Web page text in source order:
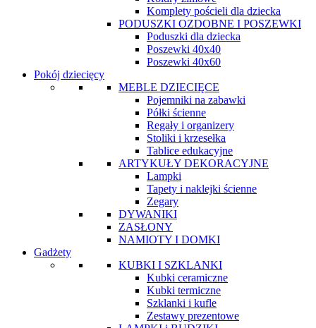
Komplety pościeli dla dziecka
PODUSZKI OZDOBNE I POSZEWKI
Poduszki dla dziecka
Poszewki 40x40
Poszewki 40x60
Pokój dziecięcy
MEBLE DZIECIĘCE
Pojemniki na zabawki
Półki ścienne
Regały i organizery
Stoliki i krzesełka
Tablice edukacyjne
ARTYKUŁY DEKORACYJNE
Lampki
Tapety i naklejki ścienne
Zegary
DYWANIKI
ZASŁONY
NAMIOTY I DOMKI
Gadżety
KUBKI I SZKLANKI
Kubki ceramiczne
Kubki termiczne
Szklanki i kufle
Zestawy prezentowe